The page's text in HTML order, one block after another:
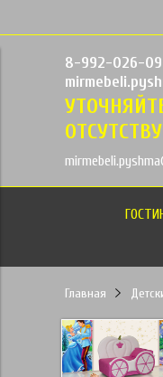
8-992-026-
Главная